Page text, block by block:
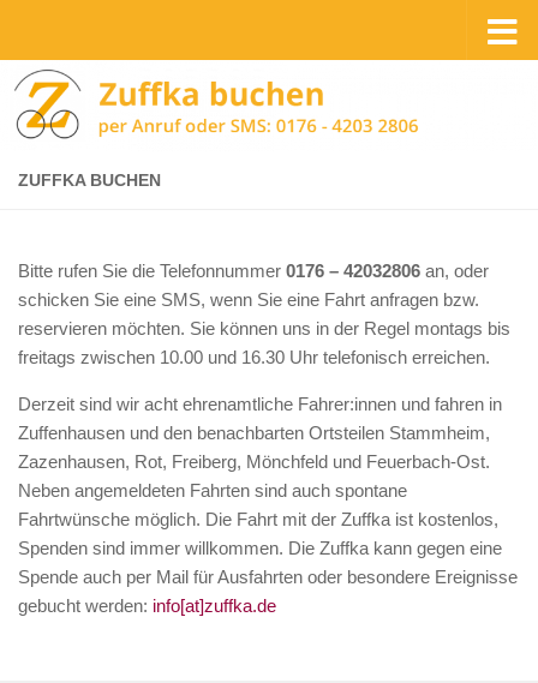
ZUFFKA BUCHEN
Bitte rufen Sie die Telefonnummer 0176 – 42032806 an, oder
schicken Sie eine SMS, wenn Sie eine Fahrt anfragen bzw.
reservieren möchten. Sie können uns in der Regel montags bis
freitags zwischen 10.00 und 16.30 Uhr telefonisch erreichen.
Derzeit sind wir acht ehrenamtliche Fahrer:innen und fahren in
Zuffenhausen und den benachbarten Ortsteilen Stammheim,
Zazenhausen, Rot, Freiberg, Mönchfeld und Feuerbach-Ost.
Neben angemeldeten Fahrten sind auch spontane
Fahrtwünsche möglich. Die Fahrt mit der Zuffka ist kostenlos,
Spenden sind immer willkommen. Die Zuffka kann gegen eine
Spende auch per Mail für Ausfahrten oder besondere Ereignisse
gebucht werden: info[at]zuffka.de